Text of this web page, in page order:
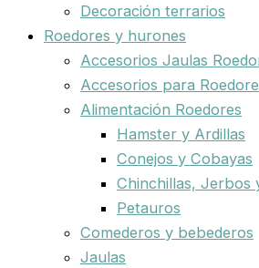
Decoración terrarios
Roedores y hurones
Accesorios Jaulas
Accesorios para
Alimentación Roedores
Hamster y Ardillas
Conejos y Cobayas
Chinchillas, Jerbos
Petauros
Comederos y bebederos
Jaulas